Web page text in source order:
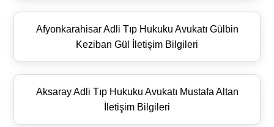
Afyonkarahisar Adli Tıp Hukuku Avukatı Gülbin
Keziban Gül İletişim Bilgileri
Aksaray Adli Tıp Hukuku Avukatı Mustafa Altan
İletişim Bilgileri